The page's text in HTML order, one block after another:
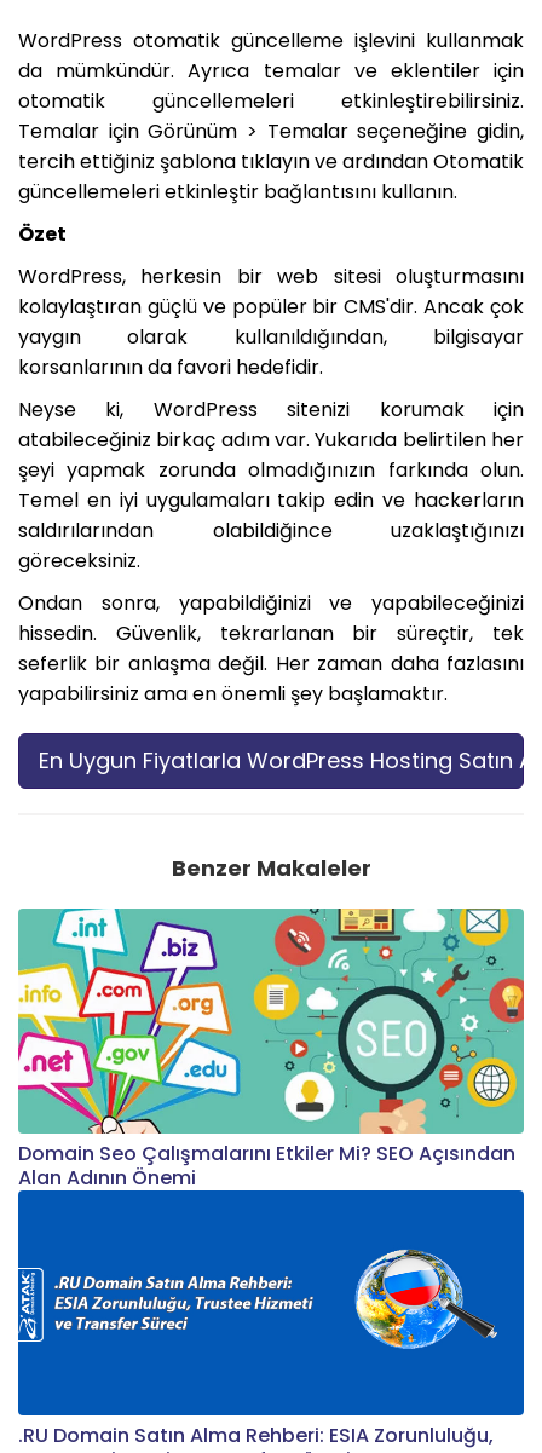
WordPress otomatik güncelleme işlevini kullanmak
da mümkündür. Ayrıca temalar ve eklentiler için
otomatik güncellemeleri etkinleştirebilirsiniz.
Temalar için Görünüm > Temalar seçeneğine gidin,
tercih ettiğiniz şablona tıklayın ve ardından Otomatik
güncellemeleri etkinleştir bağlantısını kullanın.
Özet
WordPress, herkesin bir web sitesi oluşturmasını
kolaylaştıran güçlü ve popüler bir CMS'dir. Ancak çok
yaygın olarak kullanıldığından, bilgisayar
korsanlarının da favori hedefidir.
Neyse ki, WordPress sitenizi korumak için
atabileceğiniz birkaç adım var. Yukarıda belirtilen her
şeyi yapmak zorunda olmadığınızın farkında olun.
Temel en iyi uygulamaları takip edin ve hackerların
saldırılarından olabildiğince uzaklaştığınızı
göreceksiniz.
Ondan sonra, yapabildiğinizi ve yapabileceğinizi
hissedin. Güvenlik, tekrarlanan bir süreçtir, tek
seferlik bir anlaşma değil. Her zaman daha fazlasını
yapabilirsiniz ama en önemli şey başlamaktır.
En Uygun Fiyatlarla WordPress Hosting Satın
Benzer Makaleler
Domain Seo Çalışmalarını Etkiler Mi? SEO Açısından
Alan Adının Önemi
.RU Domain Satın Alma Rehberi: ESIA Zorunluluğu,